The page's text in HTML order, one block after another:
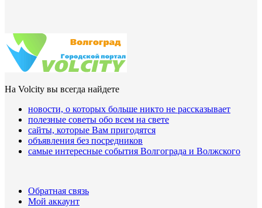
На Volcity вы всегда найдете
новости, о которых больше никто не рассказывает
полезные советы обо всем на свете
сайты, которые Вам пригодятся
объявления без посредников
самые интересные события Волгограда и Волжского
Обратная связь
Мой аккаунт